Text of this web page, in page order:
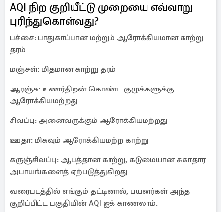
AQI நிற குறியீட்டு முறையை எவ்வாறு
புரிந்துகொள்வது?
பச்சை: பாதுகாப்பான மற்றும் ஆரோக்கியமான காற்று
தரம்
மஞ்சள்: மிதமான காற்று தரம்
ஆரஞ்சு: உணர்திறன் கொண்ட குழுக்களுக்கு
ஆரோக்கியமற்றது
சிவப்பு: அனைவருக்கும் ஆரோக்கியமற்றது
ஊதா: மிகவும் ஆரோக்கியமற்ற காற்று
கருஞ்சிவப்பு: ஆபத்தான காற்று, கடுமையான சுகாதார
அபாயங்களைத் ஏற்படுத்துகிறது
வரைபடத்தில் எங்கும் தட்டினால், பயனர்கள் அந்த
குறிப்பிட்ட பகுதியின் AQI ஐக் காணலாம்.